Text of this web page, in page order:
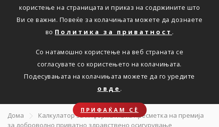
користење на страницата и приказ на содржините што
Ви се важни. Повеќе за колачињата можете да дознаете
во Политика за приватност .
Со натамошно користење на веб страната се
согласувате со користењето на колачињата.
Подесувањата на колачињата можете да го уредите
овде .
ПРИФАЌАМ СЀ
Направете
информативна
пресметка на премија за
здравствено
осигурување
Дома
Калкулатор за информативна пресметка на премија
за доброволно приватно здравствено осигурување